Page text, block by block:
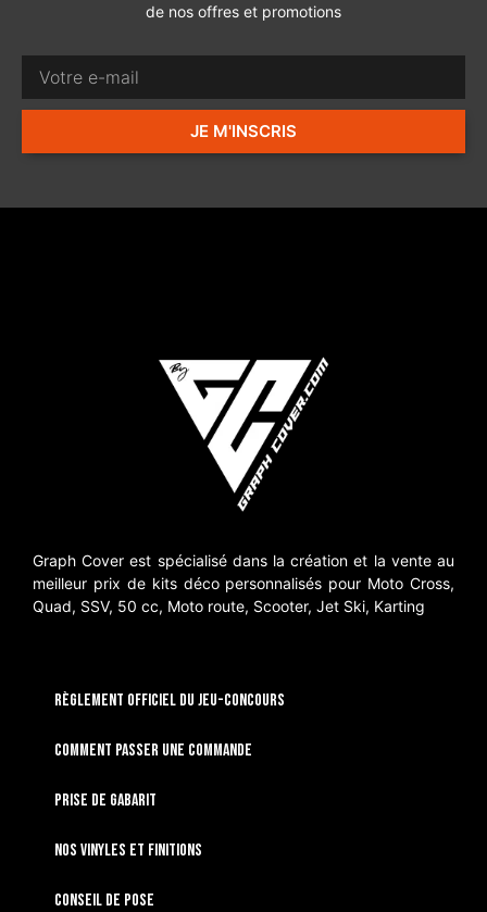
de nos offres et promotions
JE M'INSCRIS
Graph Cover est spécialisé dans la création et la vente au
meilleur prix de kits déco personnalisés pour Moto Cross,
Quad, SSV, 50 cc, Moto route, Scooter, Jet Ski, Karting
RÈGLEMENT OFFICIEL DU JEU-CONCOURS
Comment passer une commande
Prise de gabarit
Nos vinyles et finitions
Conseil de pose